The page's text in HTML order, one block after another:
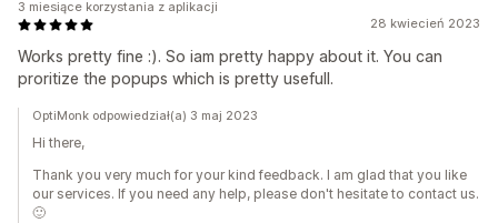
28 kwiecień 2023
Works pretty fine :). So iam pretty happy about it. You can
proritize the popups which is pretty usefull.
3 miesiące korzystania z aplikacji
OptiMonk odpowiedział(a) 3 maj 2023
Hi there,
Thank you very much for your kind feedback. I am glad that you like
our services. If you need any help, please don't hesitate to contact us.
🙂